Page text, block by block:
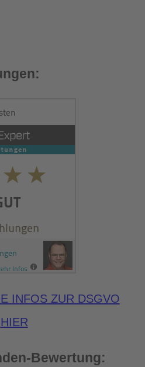
INFOS ZUR DSGVO
HIER
Bewertung: